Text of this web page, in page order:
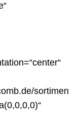
sortimen